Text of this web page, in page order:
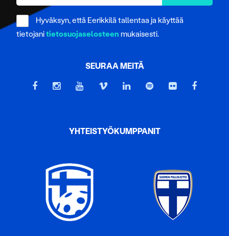
Hyväksyn, että Eerikkilä tallentaa ja käyttää
tietojanitietosuojaselosteen mukaisesti.
SEURAA MEITÄ
YHTEISTYÖKUMPPANIT